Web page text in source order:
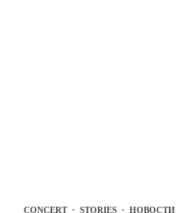
CONCERT· STORIES · НОВОСТИ